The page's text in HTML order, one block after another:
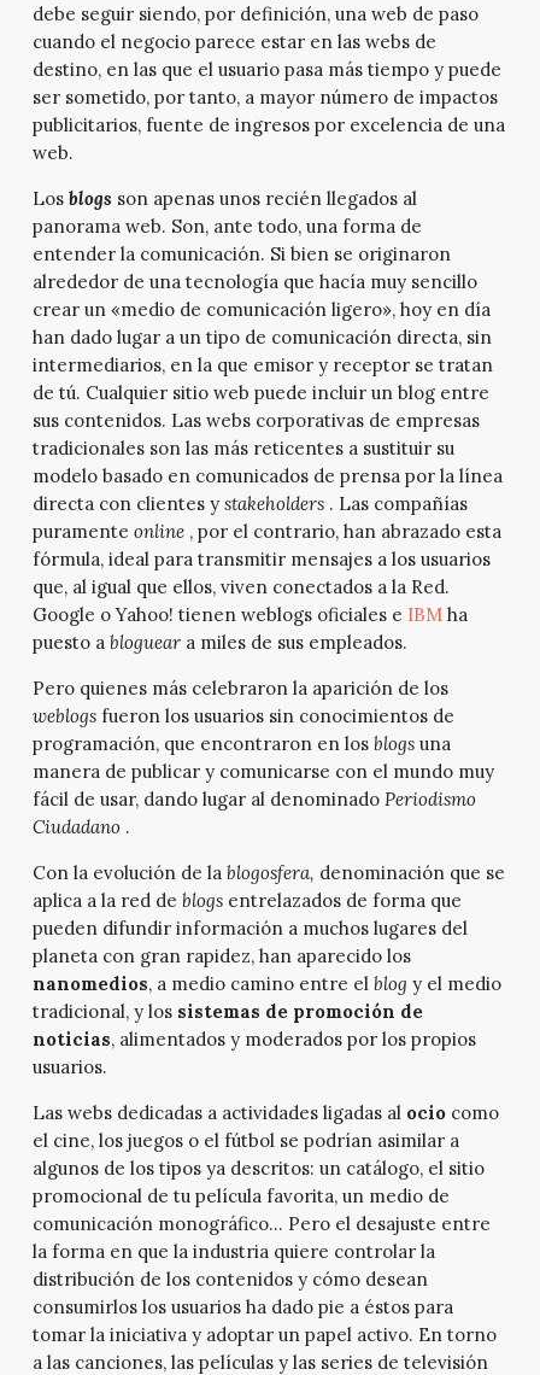
debe seguir siendo, por definición, una web de paso
cuando el negocio parece estar en las webs de
destino, en las que el usuario pasa más tiempo y puede
ser sometido, por tanto, a mayor número de impactos
publicitarios, fuente de ingresos por excelencia de una
web.
Los blogs son apenas unos recién llegados al
panorama web. Son, ante todo, una forma de
entender la comunicación. Si bien se originaron
alrededor de una tecnología que hacía muy sencillo
crear un «medio de comunicación ligero», hoy en día
han dado lugar a un tipo de comunicación directa, sin
intermediarios, en la que emisor y receptor se tratan
de tú. Cualquier sitio web puede incluir un blog entre
sus contenidos. Las webs corporativas de empresas
tradicionales son las más reticentes a sustituir su
modelo basado en comunicados de prensa por la línea
directa con clientes y stakeholders . Las compañías
puramente online , por el contrario, han abrazado esta
fórmula, ideal para transmitir mensajes a los usuarios
que, al igual que ellos, viven conectados a la Red.
Google o Yahoo! tienen weblogs oficiales e IBM ha
puesto a bloguear a miles de sus empleados.
Pero quienes más celebraron la aparición de los
weblogs fueron los usuarios sin conocimientos de
programación, que encontraron en los blogs una
manera de publicar y comunicarse con el mundo muy
fácil de usar, dando lugar al denominado Periodismo
Ciudadano .
Con la evolución de la blogosfera, denominación que se
aplica a la red de blogs entrelazados de forma que
pueden difundir información a muchos lugares del
planeta con gran rapidez, han aparecido los
nanomedios, a medio camino entre el blog y el medio
tradicional, y los sistemas de promoción de
noticias, alimentados y moderados por los propios
usuarios.
Las webs dedicadas a actividades ligadas al ocio como
el cine, los juegos o el fútbol se podrían asimilar a
algunos de los tipos ya descritos: un catálogo, el sitio
promocional de tu película favorita, un medio de
comunicación monográfico… Pero el desajuste entre
la forma en que la industria quiere controlar la
distribución de los contenidos y cómo desean
consumirlos los usuarios ha dado pie a éstos para
tomar la iniciativa y adoptar un papel activo. En torno
a las canciones, las películas y las series de televisión